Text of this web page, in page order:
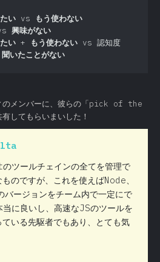
い vs
もう使わない
興味がない
い + もう使わない vs 認知度
聞いたことがない
メンバーに、彼らの「pick of the
してもらいまいした！
ールチェインの全てを管理で
のですが、これを使えばNode、
ージョンをチーム内で一定にで
に良いし、高速なJSのツールを
いる先駆者でもあり、とても気